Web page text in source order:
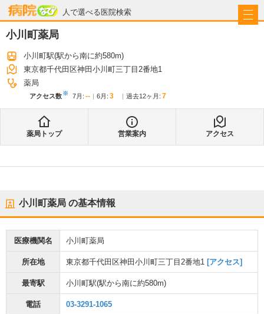
人で選べる医院検索
病院なび
小川町薬局
小川町駅(駅から南に約580m)
東京都千代田区神田小川町三丁目2番地1
薬局
アクセス数※ 7月 : -- 6月 : 3 過去12ヶ月: 7
薬局トップ 営業案内 アクセス
小川町薬局 の基本情報
医療機関名 小川町薬局
所在地 東京都千代田区神田小川町三丁目2番地1 [アクセス]
最寄駅 小川町駅(駅から南に約580m)
電話 03-3291-1065